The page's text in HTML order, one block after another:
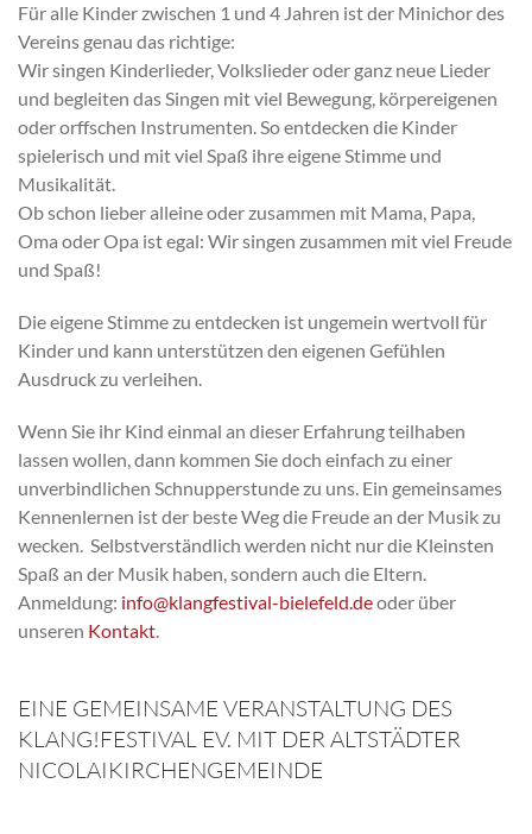
Für alle Kinder zwischen 1 und 4 Jahren ist der Minichor des
Vereins genau das richtige:
Wir singen Kinderlieder, Volkslieder oder ganz neue Lieder
und begleiten das Singen mit viel Bewegung, körpereigenen
oder orffschen Instrumenten. So entdecken die Kinder
spielerisch und mit viel Spaß ihre eigene Stimme und
Musikalität.
Ob schon lieber alleine oder zusammen mit Mama, Papa,
Oma oder Opa ist egal: Wir singen zusammen mit viel Freude
und Spaß!
Die eigene Stimme zu entdecken ist ungemein wertvoll für
Kinder und kann unterstützen den eigenen Gefühlen
Ausdruck zu verleihen.
Wenn Sie ihr Kind einmal an dieser Erfahrung teilhaben
lassen wollen, dann kommen Sie doch einfach zu einer
unverbindlichen Schnupperstunde zu uns. Ein gemeinsames
Kennenlernen ist der beste Weg die Freude an der Musik zu
wecken. Selbstverständlich werden nicht nur die Kleinsten
Spaß an der Musik haben, sondern auch die Eltern.
Anmeldung: info@klangfestival-bielefeld.deoder über
unseren Kontakt.
EINE GEMEINSAME VERANSTALTUNG DES
KLANG!FESTIVAL EV. MIT DER ALTSTÄDTER
NICOLAIKIRCHENGEMEINDE